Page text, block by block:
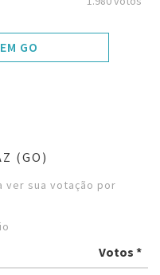
GO
(GO)
ver sua votação por
Votos *